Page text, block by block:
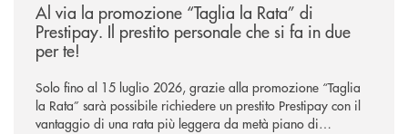
Al via la promozione “Taglia la Rata” di
Prestipay. Il prestito personale che si fa in due
per te!
Solo fino al 15 luglio 2026, grazie alla promozione “Taglia
la Rata” sarà possibile richiedere un prestito Prestipay con il
vantaggio di una rata più leggera da metà piano di